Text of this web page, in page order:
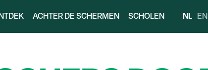
ACHTER DE SCHERMEN SCHOLEN NL EN